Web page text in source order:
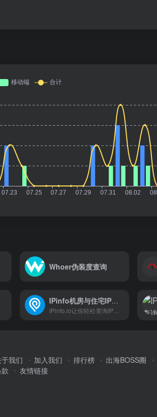
Whoer伪装度查询
IPinfo机房与住宅IP检测
IPinfo.io让你轻松查询IP地址的主机名、电信厂商..等相关信息
于我们 加入我们 排行榜 出海BOSS圈
友情链接